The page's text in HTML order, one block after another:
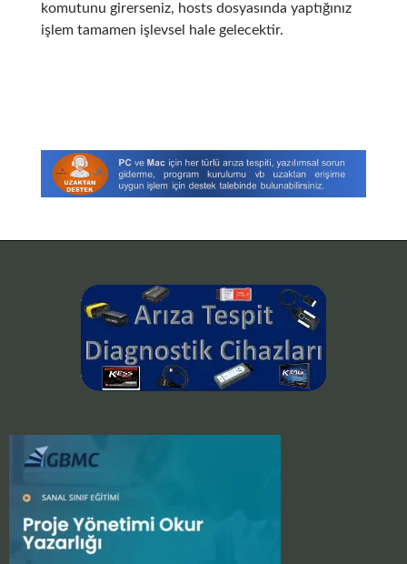
komutunu girerseniz, hosts dosyasında yaptığınız
işlem tamamen işlevsel hale gelecektir.